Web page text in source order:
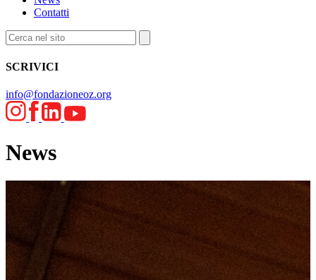
Contatti
SCRIVICI
info@fondazioneoz.org
News